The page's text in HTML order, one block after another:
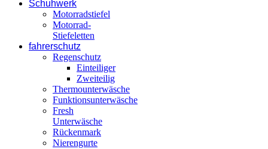
Schuhwerk
Motorradstiefel
Motorrad-
Stiefeletten
fahrerschutz
Regenschutz
Einteiliger
Zweiteilig
Thermounterwäsche
Funktionsunterwäsche
Fresh
Unterwäsche
Rückenmark
Nierengurte